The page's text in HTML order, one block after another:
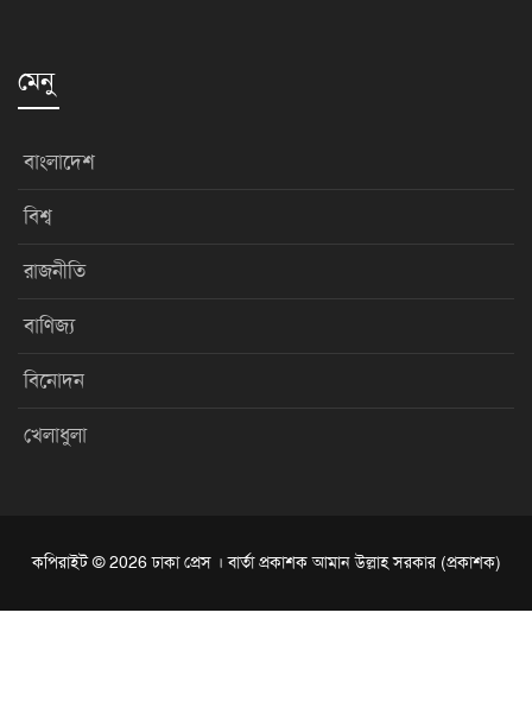
মেনু
বাংলাদেশ
বিশ্ব
রাজনীতি
বাণিজ্য
বিনোদন
খেলাধুলা
কপিরাইট © 2026 ঢাকা প্রেস । বার্তা প্রকাশক আমান উল্লাহ সরকার (প্রকাশক)